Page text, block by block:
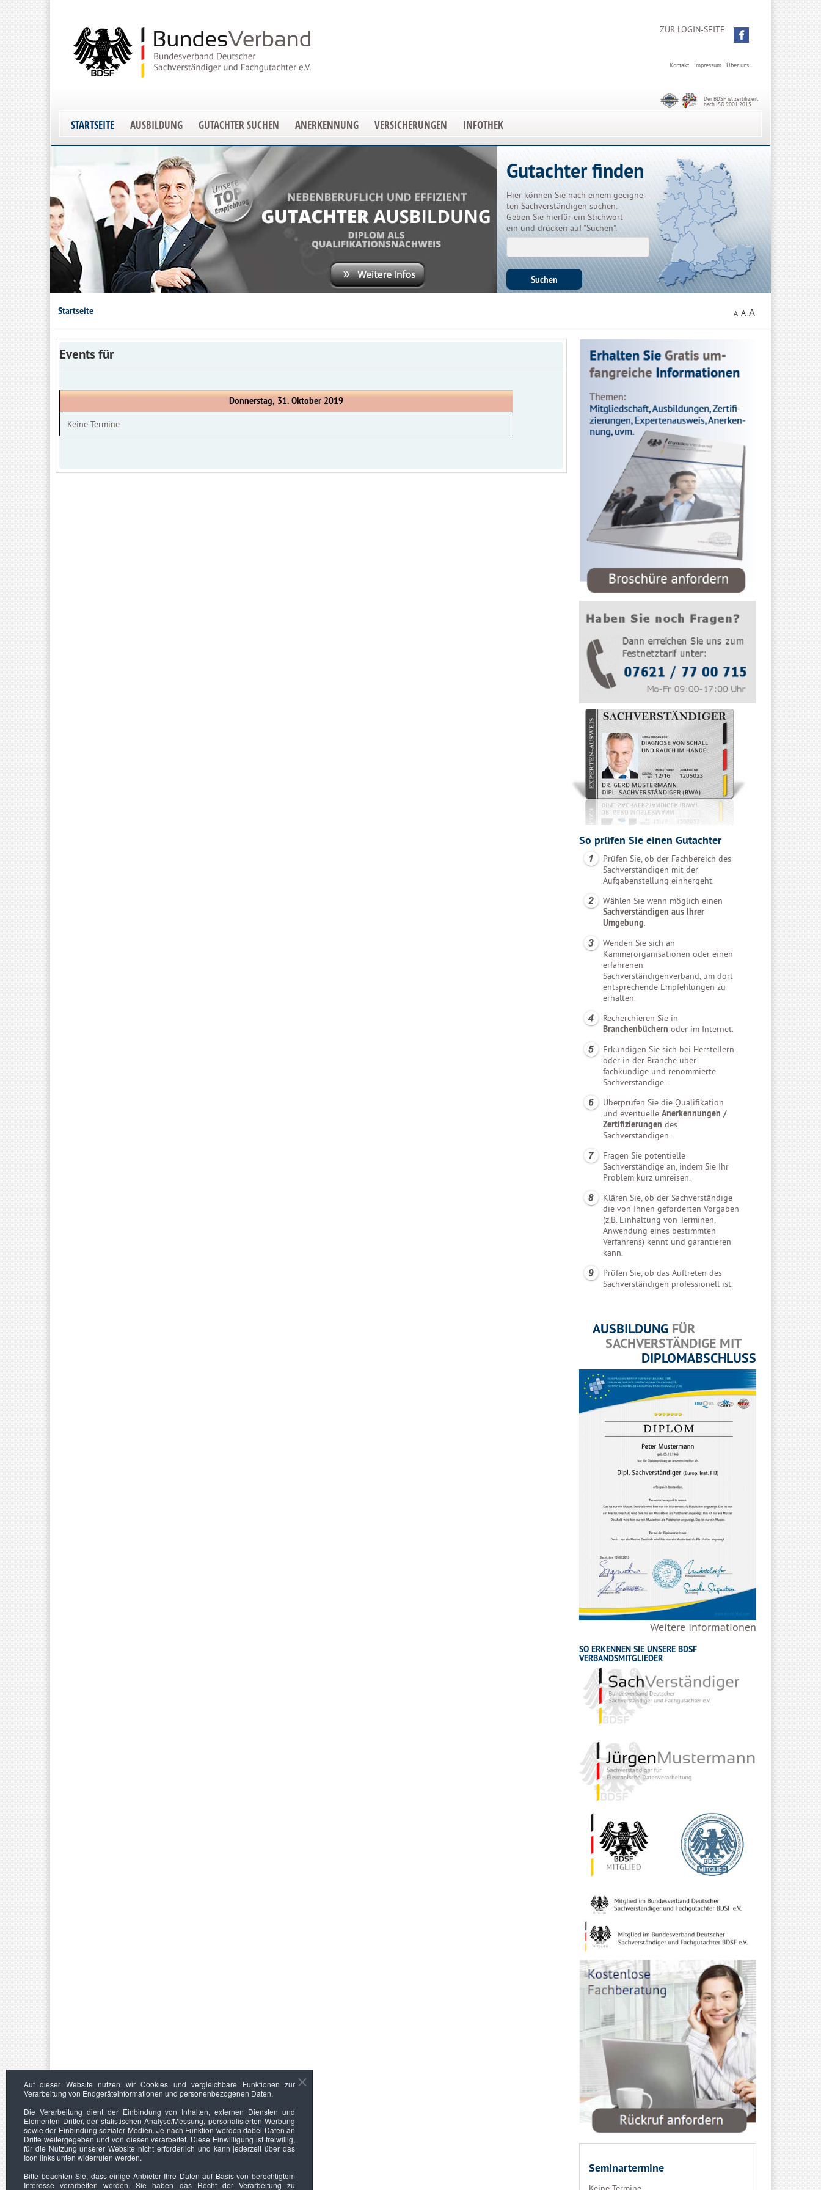
ZUR LOGIN-SEITE
Über uns
Impressum
Kontakt
Der BDSF ist zertifiziert
nach ISO 9001:2015
STARTSEITE AUSBILDUNG GUTACHTER SUCHEN ANERKENNUNG VERSICHERUNGEN INFOTHEK
Gutachter finden
Hier können Sie nach einem geeigne-
ten Sachverständigen suchen.
Geben Sie hierfür ein Stichwort
ein und drücken auf "Suchen".
Startseite A A A
Events für
Donnerstag, 31. Oktober 2019
Keine Termine
So prüfen Sie einen Gutachter
Prüfen Sie, ob der Fachbereich des
Sachverständigen mit der
Aufgabenstellung einhergeht.
Wählen Sie wenn möglich einen
Sachverständigen aus Ihrer
Umgebung.
Wenden Sie sich an
Kammerorganisationen oder einen
erfahrenen
Sachverständigenverband, um dort
entsprechende Empfehlungen zu
erhalten.
Recherchieren Sie in
Branchenbüchern oder im Internet.
Erkundigen Sie sich bei Herstellern
oder in der Branche über
fachkundige und renommierte
Sachverständige.
Überprüfen Sie die Qualifikation
und eventuelle Anerkennungen /
Zertifizierungen des
Sachverständigen.
Fragen Sie potentielle
Sachverständige an, indem Sie Ihr
Problem kurz umreisen.
Klären Sie, ob der Sachverständige
die von Ihnen geforderten Vorgaben
(z.B. Einhaltung von Terminen,
Anwendung eines bestimmten
Verfahrens) kennt und garantieren
kann.
Prüfen Sie, ob das Auftreten des
Sachverständigen professionell ist.
AUSBILDUNG FÜR
SACHVERSTÄNDIGE MIT
DIPLOMABSCHLUSS
Weitere Informationen
SO ERKENNEN SIE UNSERE BDSF
VERBANDSMITGLIEDER
Seminartermine
Auf dieser Website nutzen wir Cookies und vergleichbare Funktionen zur
Verarbeitung von Endgeräteinformationen und personenbezogenen Daten.
Die Verarbeitung dient der Einbindung von Inhalten, externen Diensten und
Elementen Dritter, der statistischen Analyse/Messung, personalisierten Werbung
sowie der Einbindung sozialer Medien. Je nach Funktion werden dabei Daten an
Dritte weitergegeben und von diesen verarbeitet. Diese Einwilligung ist freiwillig,
für die Nutzung unserer Website nicht erforderlich und kann jederzeit über das
Icon links unten widerrufen werden.
Bitte beachten Sie, dass einige Anbieter Ihre Daten auf Basis von berechtigtem
Interesse verarbeiten werden. Sie haben das Recht der Verarbeitung zu